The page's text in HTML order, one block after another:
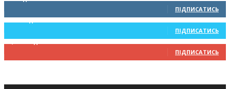
ПІДПИСАТИСЬ
ПІДПИСАТИСЬ
ПІДПИСАТИСЬ